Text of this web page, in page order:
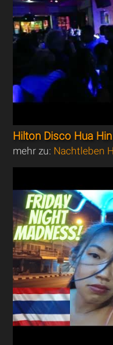
Hilton Disco Hua Hin
mehr zu: Nachtleben